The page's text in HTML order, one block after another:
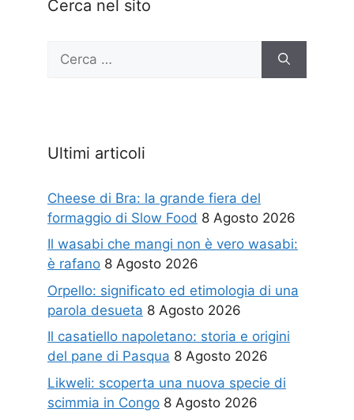
Cerca nel sito
per:
Ultimi articoli
Cheese di Bra: la grande fiera del
formaggio di Slow Food 8 Agosto 2026
Il wasabi che mangi non è vero wasabi:
è rafano 8 Agosto 2026
Orpello: significato ed etimologia di una
parola desueta 8 Agosto 2026
Il casatiello napoletano: storia e origini
del pane di Pasqua 8 Agosto 2026
Likweli: scoperta una nuova specie di
scimmia in Congo 8 Agosto 2026